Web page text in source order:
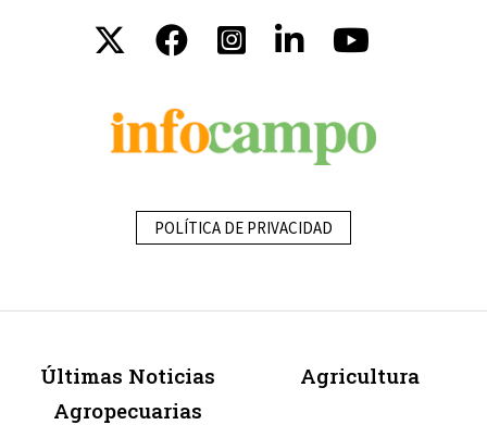
POLÍTICA DE PRIVACIDAD
Últimas Noticias
Agropecuarias
Agricultura